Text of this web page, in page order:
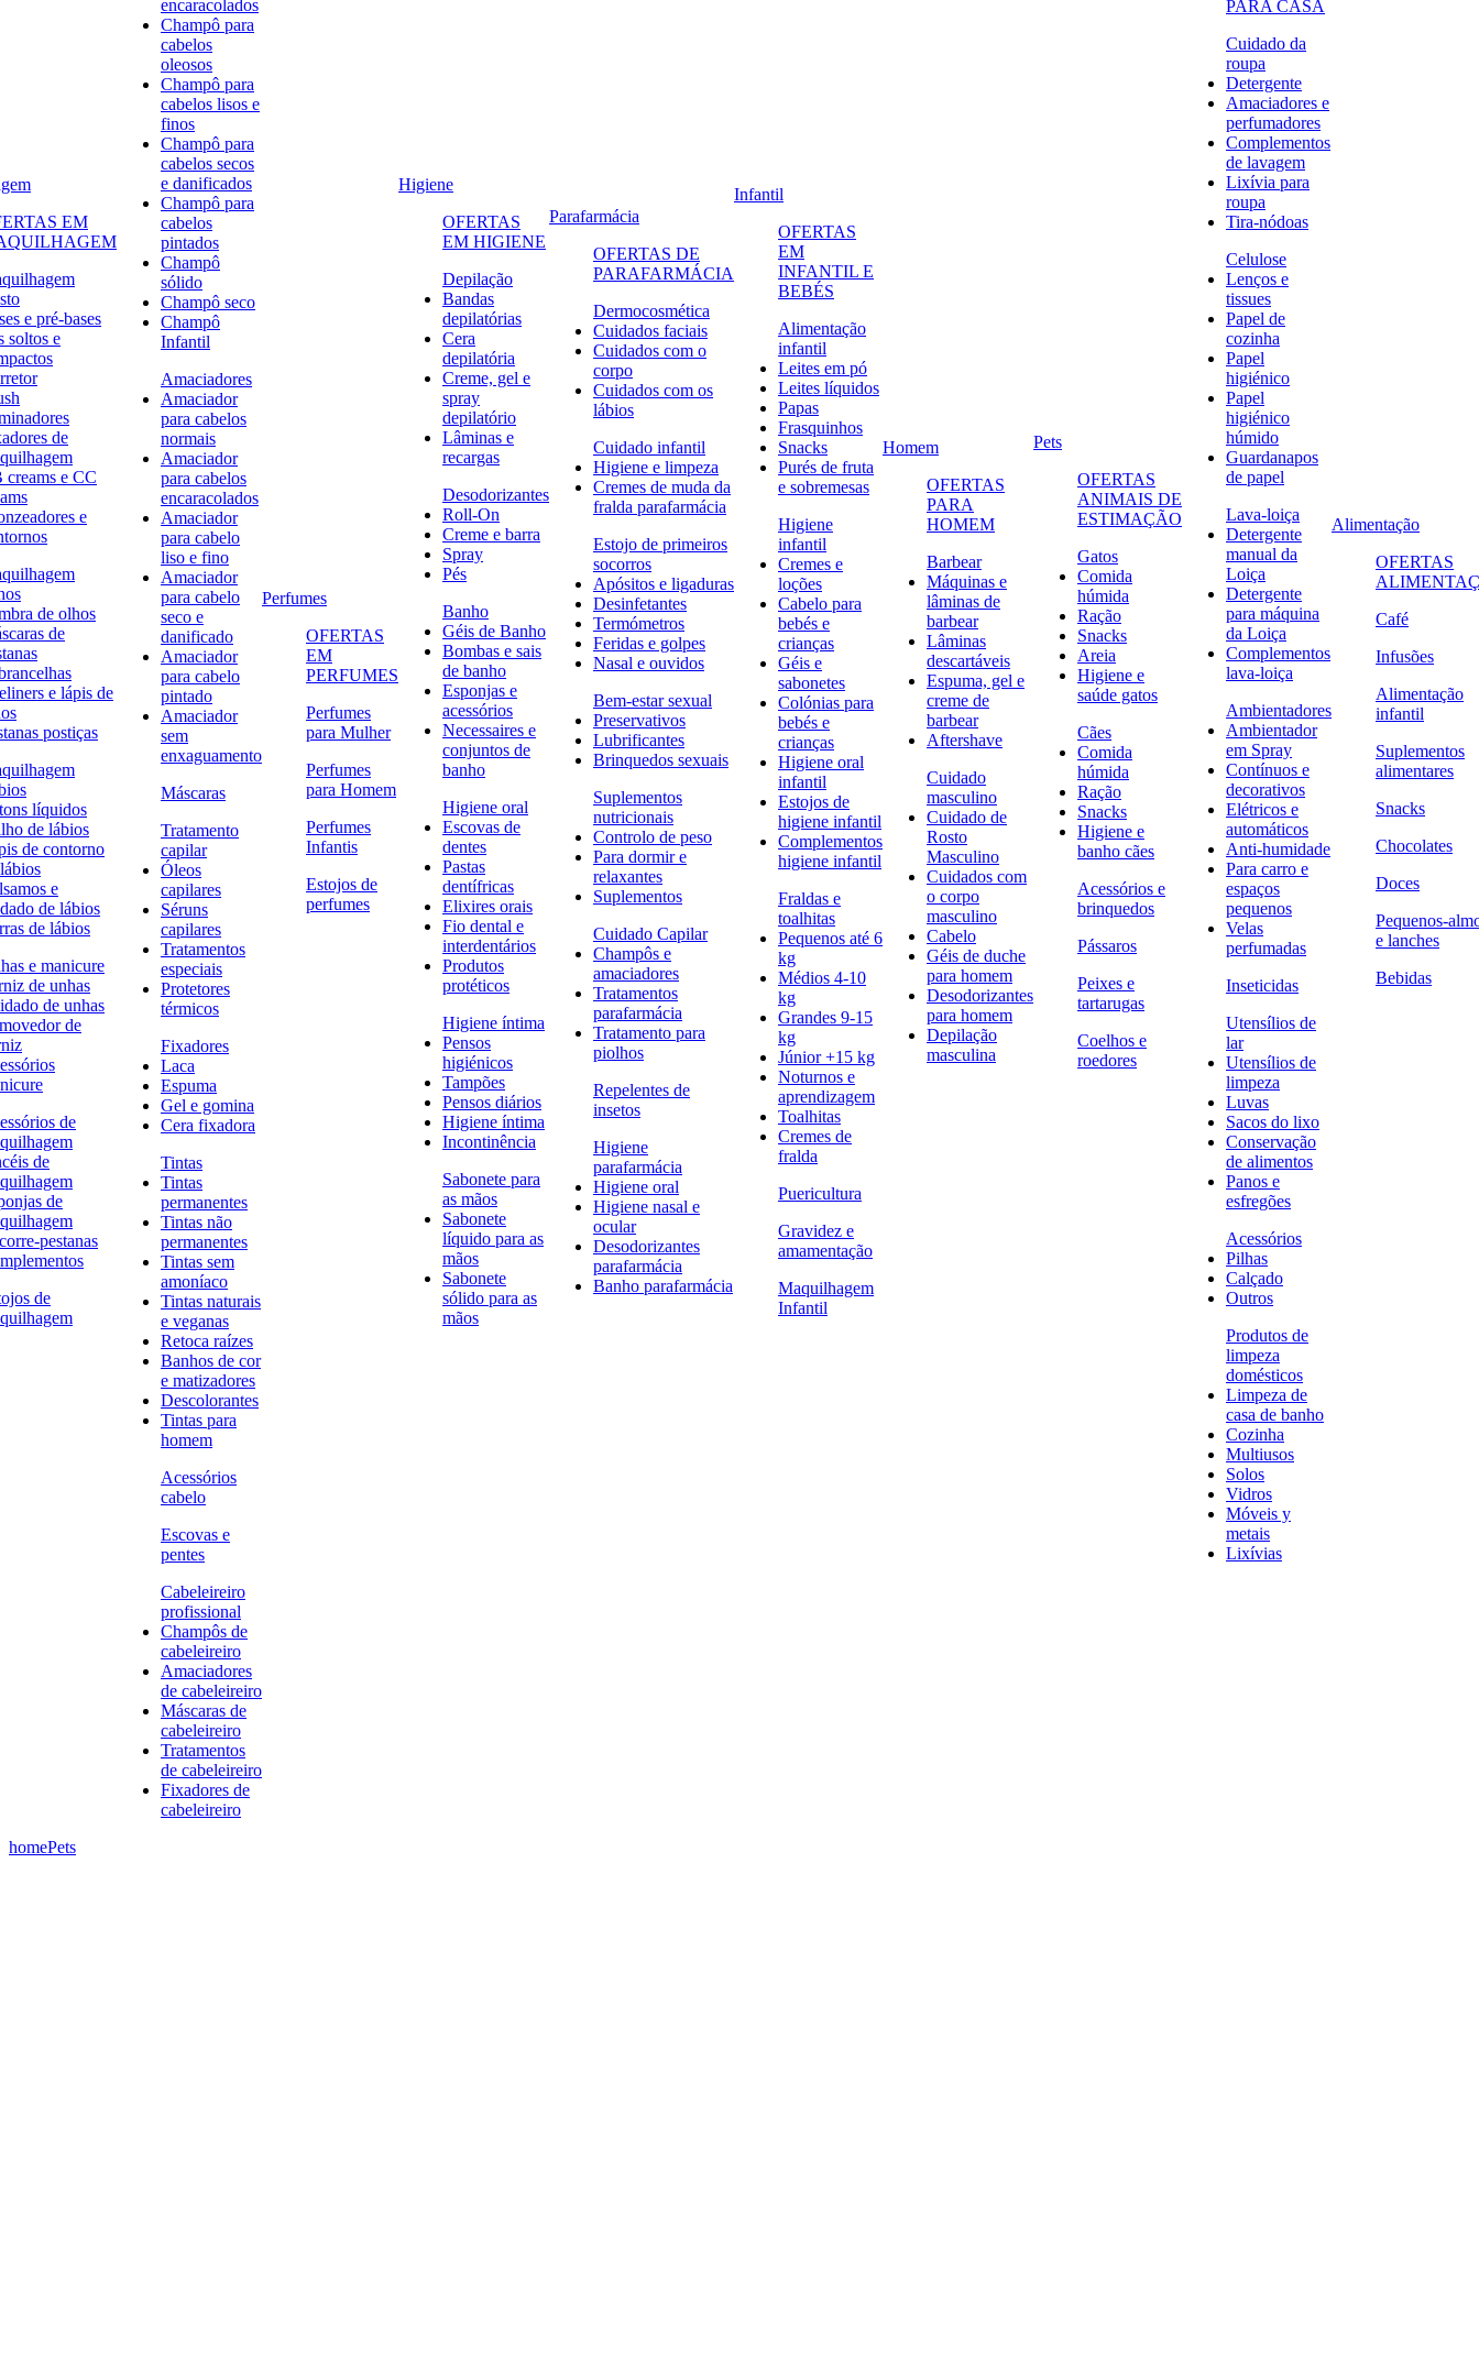
EM
e pré-bases
soltos e
de
creams e CC
e
de olhos
de
e lápis de
postiças
líquidos
de lábios
de contorno
e
de lábios
de lábios
e manicure
de unhas
de unhas
de
de
de
de
pestanas
de
encaracolados
Champô para
cabelos
oleosos
Champô para
cabelos lisos e
finos
Champô para
cabelos secos
e danificados
Champô para
cabelos
pintados
Champô
sólido
Champô seco
Champô
Infantil
Amaciadores
Amaciador
para cabelos
normais
Amaciador
para cabelos
encaracolados
Amaciador
para cabelo
liso e fino
Amaciador
para cabelo
seco e
danificado
Amaciador
para cabelo
pintado
Amaciador
sem
enxaguamento
Máscaras
Tratamento
capilar
Óleos
capilares
Séruns
capilares
Tratamentos
especiais
Protetores
térmicos
Fixadores
Laca
Espuma
Gel e gomina
Cera fixadora
Tintas
Tintas
permanentes
Tintas não
permanentes
Tintas sem
amoníaco
Tintas naturais
e veganas
Retoca raízes
Banhos de cor
e matizadores
Descolorantes
Tintas para
homem
Acessórios
cabelo
Escovas e
pentes
Cabeleireiro
profissional
Champôs de
cabeleireiro
Amaciadores
de cabeleireiro
Máscaras de
cabeleireiro
Tratamentos
de cabeleireiro
Fixadores de
cabeleireiro
Perfumes
OFERTAS
EM
PERFUMES
Perfumes
para Mulher
Perfumes
para Homem
Perfumes
Infantis
Estojos de
perfumes
Higiene
OFERTAS
EM HIGIENE
Depilação
Bandas
depilatórias
Cera
depilatória
Creme, gel e
spray
depilatório
Lâminas e
recargas
Desodorizantes
Roll-On
Creme e barra
Spray
Pés
Banho
Géis de Banho
Bombas e sais
de banho
Esponjas e
acessórios
Necessaires e
conjuntos de
banho
Higiene oral
Escovas de
dentes
Pastas
dentífricas
Elixires orais
Fio dental e
interdentários
Produtos
protéticos
Higiene íntima
Pensos
higiénicos
Tampões
Pensos diários
Higiene íntima
Incontinência
Sabonete para
as mãos
Sabonete
líquido para as
mãos
Sabonete
sólido para as
mãos
Parafarmácia
OFERTAS DE
PARAFARMÁCIA
Dermocosmética
Cuidados faciais
Cuidados com o
corpo
Cuidados com os
lábios
Cuidado infantil
Higiene e limpeza
Cremes de muda da
fralda parafarmácia
Estojo de primeiros
socorros
Apósitos e ligaduras
Desinfetantes
Termómetros
Feridas e golpes
Nasal e ouvidos
Bem-estar sexual
Preservativos
Lubrificantes
Brinquedos sexuais
Suplementos
nutricionais
Controlo de peso
Para dormir e
relaxantes
Suplementos
Cuidado Capilar
Champôs e
amaciadores
Tratamentos
parafarmácia
Tratamento para
piolhos
Repelentes de
insetos
Higiene
parafarmácia
Higiene oral
Higiene nasal e
ocular
Desodorizantes
parafarmácia
Banho parafarmácia
Infantil
OFERTAS
EM
INFANTIL E
BEBÉS
Alimentação
infantil
Leites em pó
Leites líquidos
Papas
Frasquinhos
Snacks
Purés de fruta
e sobremesas
Higiene
infantil
Cremes e
loções
Cabelo para
bebés e
crianças
Géis e
sabonetes
Colónias para
bebés e
crianças
Higiene oral
infantil
Estojos de
higiene infantil
Complementos
higiene infantil
Fraldas e
toalhitas
Pequenos até 6
kg
Médios 4-10
kg
Grandes 9-15
kg
Júnior +15 kg
Noturnos e
aprendizagem
Toalhitas
Cremes de
fralda
Puericultura
Gravidez e
amamentação
Maquilhagem
Infantil
Homem
OFERTAS
PARA
HOMEM
Barbear
Máquinas e
lâminas de
barbear
Lâminas
descartáveis
Espuma, gel e
creme de
barbear
Aftershave
Cuidado
masculino
Cuidado de
Rosto
Masculino
Cuidados com
o corpo
masculino
Cabelo
Géis de duche
para homem
Desodorizantes
para homem
Depilação
masculina
Pets
OFERTAS
ANIMAIS DE
ESTIMAÇÃO
Gatos
Comida
húmida
Ração
Snacks
Areia
Higiene e
saúde gatos
Cães
Comida
húmida
Ração
Snacks
Higiene e
banho cães
Acessórios e
brinquedos
Pássaros
Peixes e
tartarugas
Coelhos e
roedores
PARA CASA
Cuidado da
roupa
Detergente
Amaciadores e
perfumadores
Complementos
de lavagem
Lixívia para
roupa
Tira-nódoas
Celulose
Lenços e
tissues
Papel de
cozinha
Papel
higiénico
Papel
higiénico
húmido
Guardanapos
de papel
Lava-loiça
Detergente
manual da
Loiça
Detergente
para máquina
da Loiça
Complementos
lava-loiça
Ambientadores
Ambientador
em Spray
Contínuos e
decorativos
Elétricos e
automáticos
Anti-humidade
Para carro e
espaços
pequenos
Velas
perfumadas
Inseticidas
Utensílios de
lar
Utensílios de
limpeza
Luvas
Sacos do lixo
Conservação
de alimentos
Panos e
esfregões
Acessórios
Pilhas
Calçado
Outros
Produtos de
limpeza
domésticos
Limpeza de
casa de banho
Cozinha
Multiusos
Solos
Vidros
Móveis y
metais
Lixívias
Alimentação
OFERTAS
Café
Infusões
Alimentação
infantil
Suplementos
alimentares
Snacks
Chocolates
Doces
Pequenos-
e lanches
Bebidas
homePets